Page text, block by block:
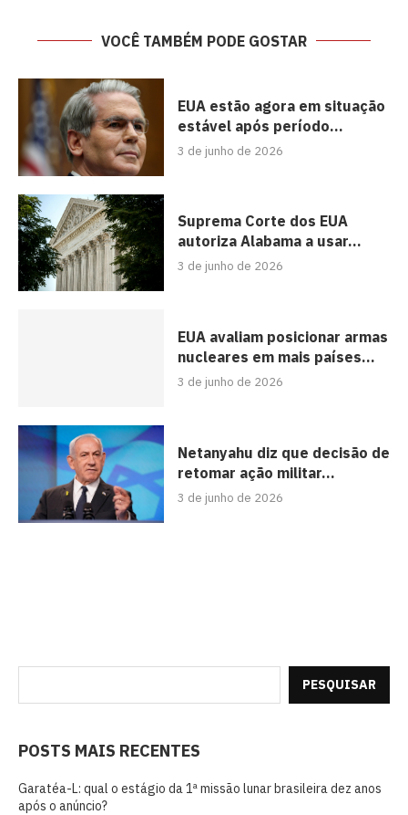
VOCÊ TAMBÉM PODE GOSTAR
EUA estão agora em situação
estável após período...
3 de junho de 2026
Suprema Corte dos EUA
autoriza Alabama a usar...
3 de junho de 2026
EUA avaliam posicionar armas
nucleares em mais países...
3 de junho de 2026
Netanyahu diz que decisão de
retomar ação militar...
3 de junho de 2026
PESQUISAR
POSTS MAIS RECENTES
Garatéa-L: qual o estágio da 1ª missão lunar brasileira dez anos
após o anúncio?